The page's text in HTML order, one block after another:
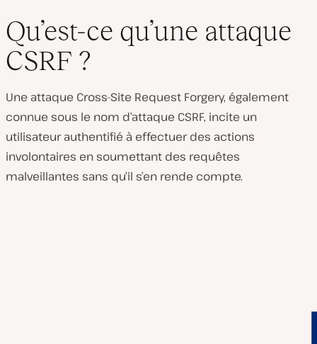
r
l
a
v
i
d
é
Qu’est-ce qu’une attaque
CSRF ?
Une attaque Cross-Site Request Forgery, également
connue sous le nom d’attaque CSRF, incite un
utilisateur authentifié à effectuer des actions
involontaires en soumettant des requêtes
malveillantes sans qu’il s’en rende compte.